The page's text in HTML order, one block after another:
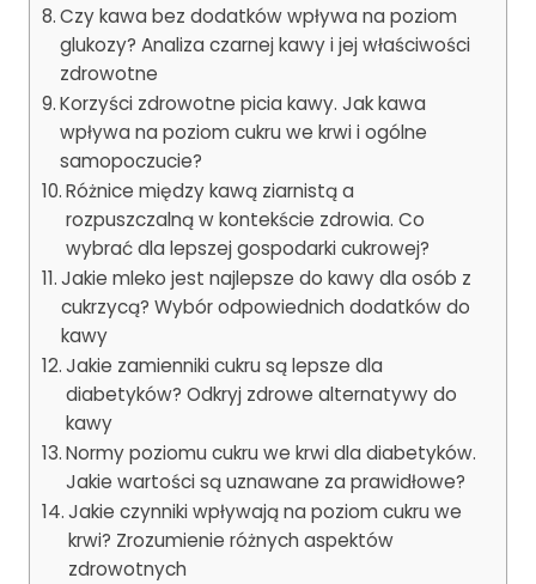
Czy kawa bez dodatków wpływa na poziom
glukozy? Analiza czarnej kawy i jej właściwości
zdrowotne
Korzyści zdrowotne picia kawy. Jak kawa
wpływa na poziom cukru we krwi i ogólne
samopoczucie?
Różnice między kawą ziarnistą a
rozpuszczalną w kontekście zdrowia. Co
wybrać dla lepszej gospodarki cukrowej?
Jakie mleko jest najlepsze do kawy dla osób z
cukrzycą? Wybór odpowiednich dodatków do
kawy
Jakie zamienniki cukru są lepsze dla
diabetyków? Odkryj zdrowe alternatywy do
kawy
Normy poziomu cukru we krwi dla diabetyków.
Jakie wartości są uznawane za prawidłowe?
Jakie czynniki wpływają na poziom cukru we
krwi? Zrozumienie różnych aspektów
zdrowotnych